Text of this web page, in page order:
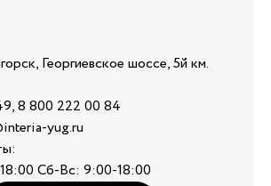
Георгиевское шоссе, 5й км.
8 800 222 00 84
yug.ru
Сб-Вс: 9:00-18:00